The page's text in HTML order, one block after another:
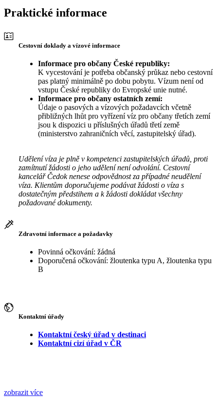
Praktické informace
Cestovní doklady a vízové informace
Informace pro občany České republiky:
K vycestování je potřeba občanský průkaz nebo cestovní
pas platný minimálně po dobu pobytu. Vízum není od
vstupu České republiky do Evropské unie nutné.
Informace pro občany ostatních zemí:
Údaje o pasových a vízových požadavcích včetně
přibližných lhůt pro vyřízení víz pro občany třetích zemí
jsou k dispozici u příslušných úřadů třetí země
(ministerstvo zahraničních věcí, zastupitelský úřad).
Udělení víza je plně v kompetenci zastupitelských úřadů, proti
zamítnutí žádosti o jeho udělení není odvolání. Cestovní
kancelář Čedok nenese odpovědnost za případné neudělení
víza. Klientům doporučujeme podávat žádosti o víza s
dostatečným předstihem a k žádosti dokládat všechny
požadované dokumenty.
Zdravotní informace a požadavky
Povinná očkování: žádná
Doporučená očkování: žloutenka typu A, žloutenka typu
B
Kontaktní úřady
Kontaktní český úřad v destinaci
Kontaktní cizí úřad v ČR
zobrazit více